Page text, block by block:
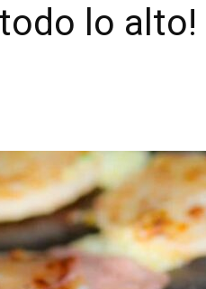
lo alto!